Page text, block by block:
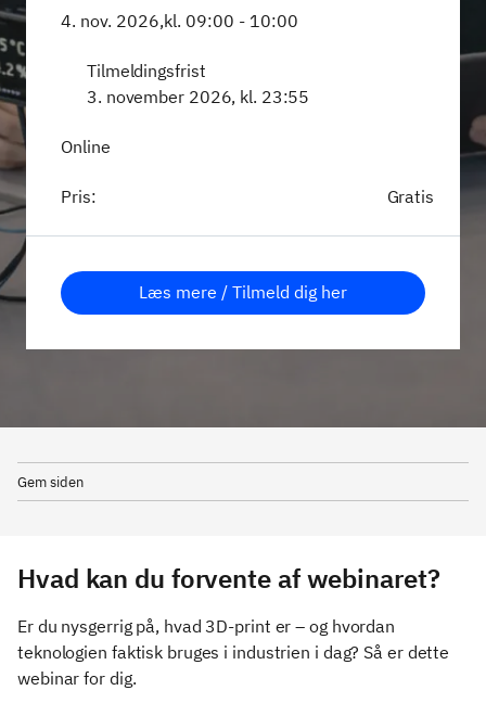
4. nov. 2026,kl. 09:00 - 10:00
Tilmeldingsfrist
3. november 2026, kl. 23:55
Online
Pris: Gratis
Læs mere / Tilmeld dig her
Gem siden
Hvad kan du forvente af webinaret?
Er du nysgerrig på, hvad 3D-print er – og hvordan
teknologien faktisk bruges i industrien i dag? Så er dette
webinar for dig.